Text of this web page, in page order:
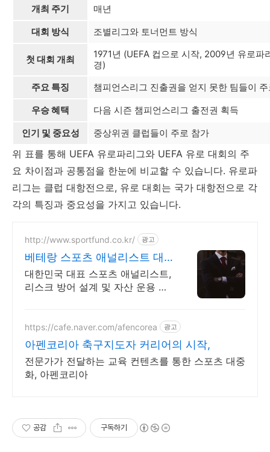
개최 주기
매년
대회 방식
조별리그와 토너먼트 방식
첫 대회 개최
1971년 (UEFA 컵으로 시작, 2009년 유로파
경)
주요 특징
챔피언스리그 진출권을 얻지 못한 팀들이
우승 혜택
다음 시즌 챔피언스리그 출전권 획득
인기 및 중요성
중상위권 클럽들이 주로 참가
위 표를 통해 UEFA 유로파리그와 UEFA 유로 대회의 주
요 차이점과 공통점을 한눈에 비교할 수 있습니다. 유로파
리그는 클럽 대항전으로, 유로 대회는 국가 대항전으로 각
각의 특징과 중요성을 가지고 있습니다.
http://www.sportfund.co.kr/ 광고
베테랑 스포츠 애널리스트 대
한민국 1순위 전력 분석가
대한민국 대표 스포츠 애널리스트,
리스크 방어 설계 및 자산 운용 전
https://cafe.naver.com/afencorea 광고
아펜코리아 축구지도자 커리어의 시작,
전문가가 전달하는 교육 컨텐츠를 통한 스포츠 대중
화, 아펜코리아
공감 구독하기